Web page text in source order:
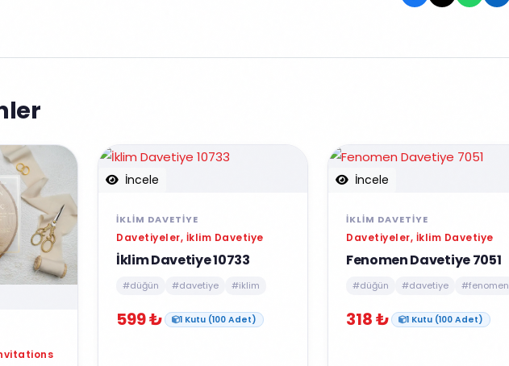
İncele
İKLIM DAVETIYE
Davetiyeler, İklim Davetiye
İklim Davetiye 10733
#düğün #davetiye #iklim
599 ₺ 1 Kutu (100 Adet)
İncele
İKLIM DAVETIYE
Davetiyeler, İklim Davetiye
Fenomen Davetiye 7051
#düğün #davetiye #fenomen
318 ₺ 1 Kutu (100 Adet)